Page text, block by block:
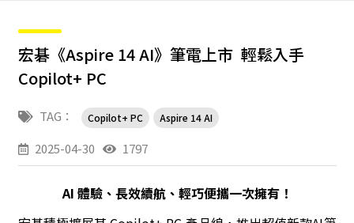
宏碁《Aspire 14 AI》筆電上市 輕鬆入手
Copilot+ PC
TAG： Copilot+ PC Aspire 14 AI
2025-04-30 1797
AI 體驗、長效續航、輕巧便攜一次擁有！